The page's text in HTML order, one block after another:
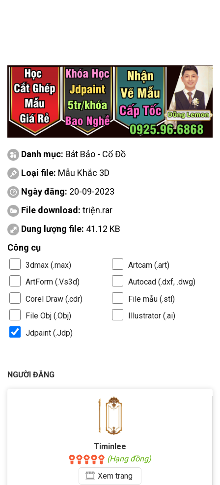
Danh mục: Bát Bảo - Cổ Đồ
Loại file: Mẫu Khắc 3D
Ngày đăng: 20-09-2023
File download: triện.rar
Dung lượng file: 41.12 KB
Công cụ
3dmax (.max)
Artcam (.art)
ArtForm (.Vs3d)
Autocad (.dxf, .dwg)
Corel Draw (.cdr)
File mẫu (.stl)
File Obj (.Obj)
Illustrator (.ai)
Jdpaint (.Jdp)
NGƯỜI ĐĂNG
Timinlee
(Hạng đồng)
Xemtrang